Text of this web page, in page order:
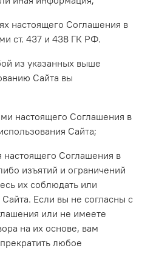
настоящего Соглашения в
ст. 437 и 438 ГК РФ.
из указанных выше
Сайта вы
настоящего Соглашения в
Сайта;
Соглашения в
изъятий и ограничений
их соблюдать или
Если вы не согласны с
или не имеете
на их основе, вам
любое